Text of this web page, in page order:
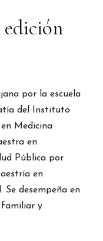
por la escuela
del Instituto
Medicina
en
Pública por
en
desempeña en
familiar y